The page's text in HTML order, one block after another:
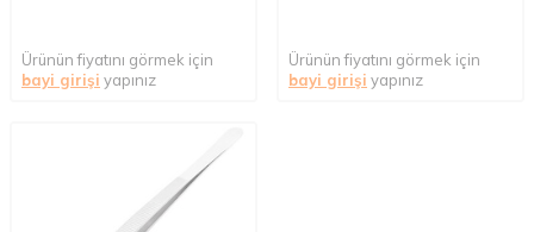
Ürünün fiyatını görmek için
bayi girişi yapınız
Ürünün fiyatını görmek için
bayi girişi yapınız